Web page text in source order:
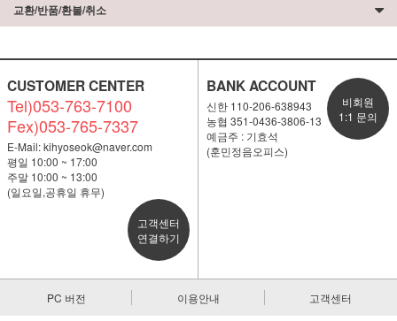
교환/반품/환불/취소
CUSTOMER CENTER
Tel)053-763-7100
Fex)053-765-7337
E-Mail:kihyoseok@naver.com
평일 10:00 ~ 17:00
주말 10:00 ~ 13:00
(일요일,공휴일 휴무)
고객센터
연결하기
BANK ACCOUNT
신한 110-206-638943
농협 351-0436-3806-13
예금주 : 기효석
(훈민정음오피스)
비회원
1:1 문의
PC 버전 이용안내 고객센터